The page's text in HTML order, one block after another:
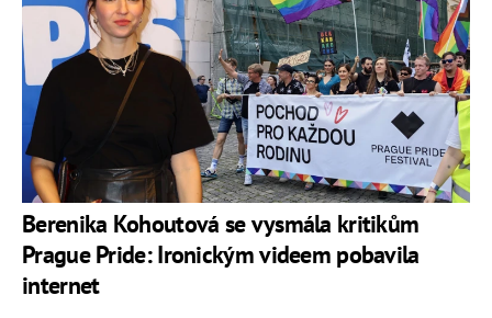
Berenika Kohoutová se vysmála kritikům
Prague Pride: Ironickým videem pobavila
internet